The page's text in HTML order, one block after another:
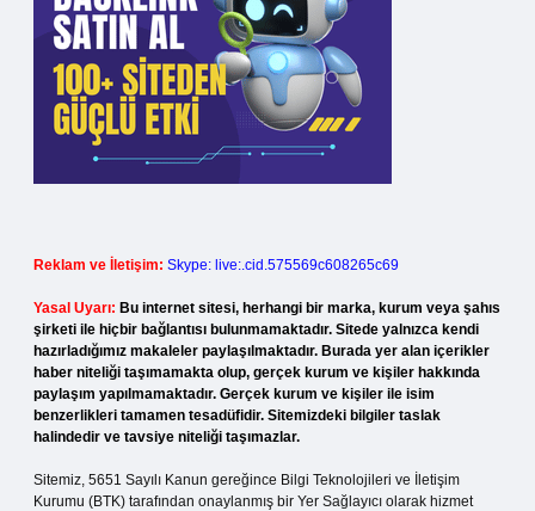
Reklam ve İletişim: Skype: live:.cid.575569c608265c69
Yasal Uyarı: Bu internet sitesi, herhangi bir marka, kurum veya şahıs
şirketi ile hiçbir bağlantısı bulunmamaktadır. Sitede yalnızca kendi
hazırladığımız makaleler paylaşılmaktadır. Burada yer alan içerikler
haber niteliği taşımamakta olup, gerçek kurum ve kişiler hakkında
paylaşım yapılmamaktadır. Gerçek kurum ve kişiler ile isim
benzerlikleri tamamen tesadüfidir. Sitemizdeki bilgiler taslak
halindedir ve tavsiye niteliği taşımazlar.
Sitemiz, 5651 Sayılı Kanun gereğince Bilgi Teknolojileri ve İletişim
Kurumu (BTK) tarafından onaylanmış bir Yer Sağlayıcı olarak hizmet